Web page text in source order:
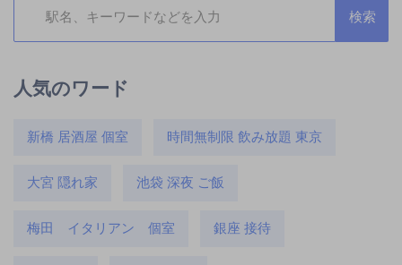
人気のワード
新橋 居酒屋 個室 時間無制限 飲み放題 東京
大宮 隠れ家 池袋 深夜 ご飯
梅田 イタリアン 個室 銀座 接待